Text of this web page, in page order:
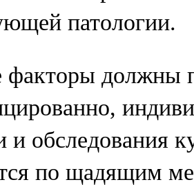
патологии.
факторы должны
и обследования
по щадящим